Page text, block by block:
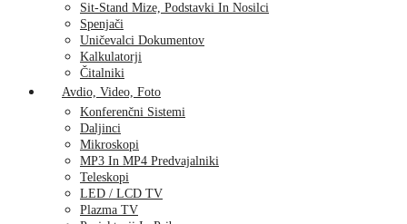
Sit-Stand Mize, Podstavki In Nosilci
Spenjači
Uničevalci Dokumentov
Kalkulatorji
Čitalniki
Avdio, Video, Foto
Konferenčni Sistemi
Daljinci
Mikroskopi
MP3 In MP4 Predvajalniki
Teleskopi
LED / LCD TV
Plazma TV